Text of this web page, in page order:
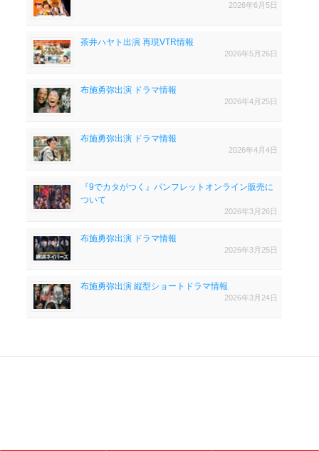
2026年6月5日
茶井ハヤト出演 再現VTR情報
2026年5月26日
布施勇弥出演 ドラマ情報
2026年4月25日
布施勇弥出演 ドラマ情報
2026年4月4日
『9でカタがつく』パンフレットオンライン販売に
ついて
2026年3月26日
布施勇弥出演 ドラマ情報
2026年3月25日
布施勇弥出演 縦型ショートドラマ情報
2026年3月24日